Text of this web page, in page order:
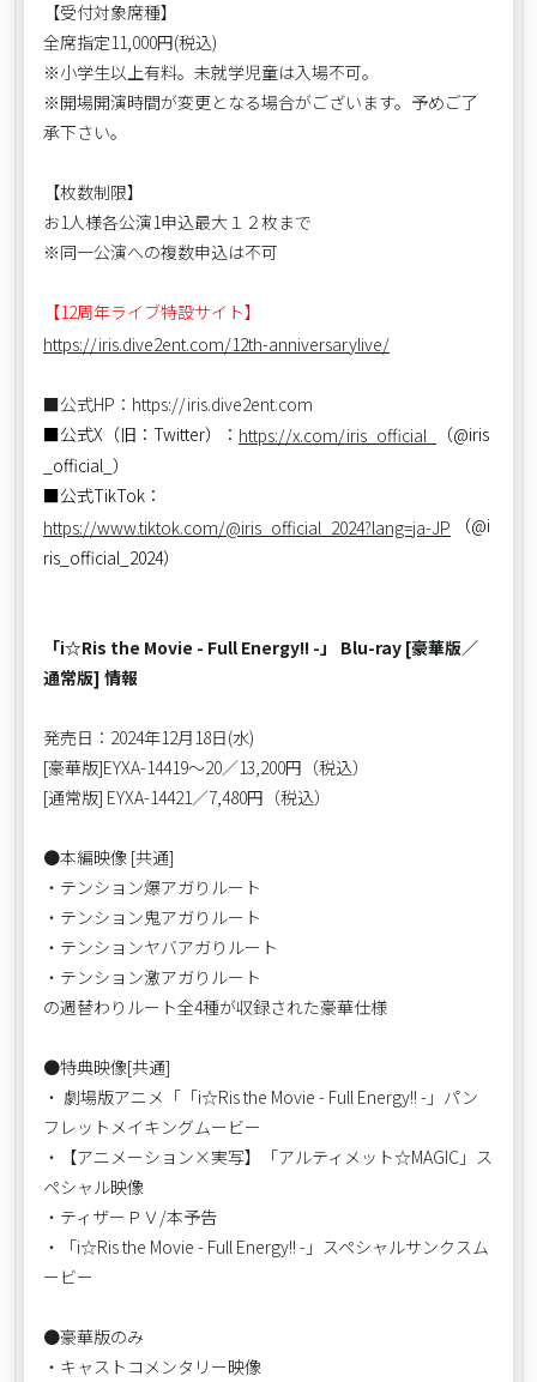
【受付対象席種】
全席指定11,000円(税込)
※小学生以上有料。未就学児童は入場不可。
※開場開演時間が変更となる場合がございます。予めご了
承下さい。
【枚数制限】
お1人様各公演1申込最大１２枚まで
※同一公演への複数申込は不可
【12周年ライブ特設サイト】
https://iris.dive2ent.com/12th-anniversarylive/
■公式HP：https://iris.dive2ent.com
■公式X（旧：Twitter）： https://x.com/iris_official_
（@iris
_official_）
■公式TikTok：
https://www.tiktok.com/@iris_official_2024?lang=ja-JP （@i
ris_official_2024）
「i☆Ris the Movie - Full Energy!! -」 Blu-ray [豪華版／
通常版] 情報
発売日：2024年12月18日(水)
[豪華版]EYXA-14419～20／13,200円（税込）
[通常版] EYXA-14421／7,480円（税込）
●本編映像 [共通]
・テンション爆アガりルート
・テンション鬼アガりルート
・テンションヤバアガりルート
・テンション激アガりルート
の週替わりルート全4種が収録された豪華仕様
●特典映像[共通]
・ 劇場版アニメ「「i☆Ris the Movie - Full Energy!! -」パン
フレットメイキングムービー
・【アニメーション×実写】「アルティメット☆MAGIC」ス
ペシャル映像
・ティザーＰＶ/本予告
・「i☆Ris the Movie - Full Energy!! -」スペシャルサンクスム
ービー
●豪華版のみ
・キャストコメンタリー映像